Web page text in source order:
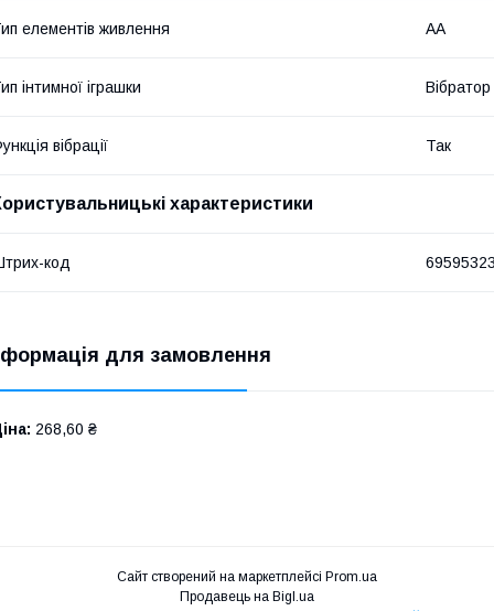
елементів живлення AA
інтимної іграшки Вібратор
вібрації Так
характеристики
код
для замовлення
268,60 ₴
Сайт створений на маркетплейсі Prom.ua
Продавець на Bigl.ua